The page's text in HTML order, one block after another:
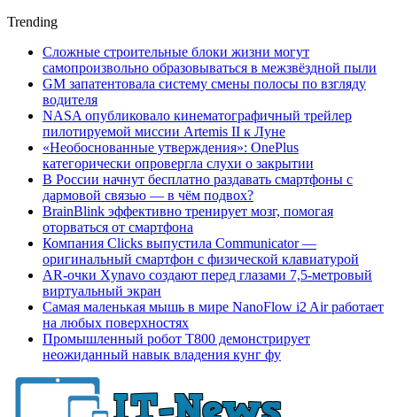
Trending
Сложные строительные блоки жизни могут
самопроизвольно образовываться в межзвёздной пыли
GM запатентовала систему смены полосы по взгляду
водителя
NASA опубликовало кинематографичный трейлер
пилотируемой миссии Artemis II к Луне
«Необоснованные утверждения»: OnePlus
категорически опровергла слухи о закрытии
В России начнут бесплатно раздавать смартфоны с
дармовой связью — в чём подвох?
BrainBlink эффективно тренирует мозг, помогая
оторваться от смартфона
Компания Clicks выпустила Communicator —
оригинальный смартфон с физической клавиатурой
AR-очки Xynavo создают перед глазами 7,5-метровый
виртуальный экран
Самая маленькая мышь в мире NanoFlow i2 Air работает
на любых поверхностях
Промышленный робот Т800 демонстрирует
неожиданный навык владения кунг фу